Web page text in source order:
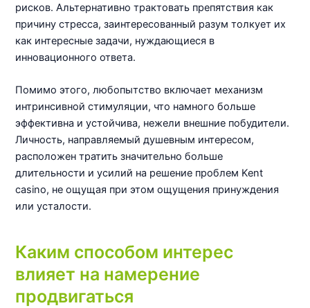
рисков. Альтернативно трактовать препятствия как
причину стресса, заинтересованный разум толкует их
как интересные задачи, нуждающиеся в
инновационного ответа.
Помимо этого, любопытство включает механизм
интринсивной стимуляции, что намного больше
эффективна и устойчива, нежели внешние побудители.
Личность, направляемый душевным интересом,
расположен тратить значительно больше
длительности и усилий на решение проблем Kent
casino, не ощущая при этом ощущения принуждения
или усталости.
Каким способом интерес
влияет на намерение
продвигаться